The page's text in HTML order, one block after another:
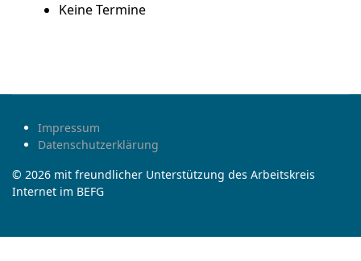
Keine Termine
Impressum
Datenschutzerklärung
© 2026 mit freundlicher Unterstützung des Arbeitskreis
Internet im BEFG